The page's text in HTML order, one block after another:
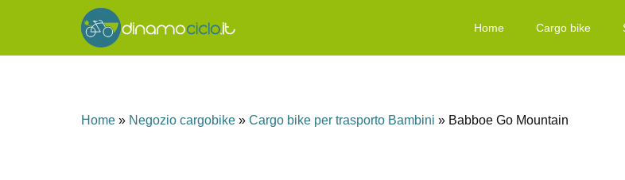
Home Cargo bike
Home » Negozio cargobike » Cargo bike per trasporto Bambini » Babboe Go Mountain